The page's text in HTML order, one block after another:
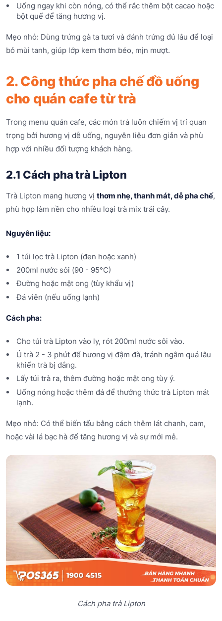
Uống ngay khi còn nóng, có thể rắc thêm bột cacao hoặc
bột quế để tăng hương vị.
Mẹo nhỏ: Dùng trứng gà ta tươi và đánh trứng đủ lâu để loại
bỏ mùi tanh, giúp lớp kem thơm béo, mịn mượt.
2. Công thức pha chế đồ uống
cho quán cafe từ trà
Trong menu quán cafe, các món trà luôn chiếm vị trí quan
trọng bởi hương vị dễ uống, nguyên liệu đơn giản và phù
hợp với nhiều đối tượng khách hàng.
2.1 Cách pha trà Lipton
Trà Lipton mang hương vị thơm nhẹ, thanh mát, dễ pha chế,
phù hợp làm nền cho nhiều loại trà mix trái cây.
Nguyên liệu:
1 túi lọc trà Lipton (đen hoặc xanh)
200ml nước sôi (90 - 95°C)
Đường hoặc mật ong (tùy khẩu vị)
Đá viên (nếu uống lạnh)
Cách pha:
Cho túi trà Lipton vào ly, rót 200ml nước sôi vào.
Ủ trà 2 - 3 phút để hương vị đậm đà, tránh ngâm quá lâu
khiến trà bị đắng.
Lấy túi trà ra, thêm đường hoặc mật ong tùy ý.
Uống nóng hoặc thêm đá để thưởng thức trà Lipton mát
lạnh.
Mẹo nhỏ: Có thể biến tấu bằng cách thêm lát chanh, cam,
hoặc vài lá bạc hà để tăng hương vị và sự mới mẻ.
Cách pha trà Lipton